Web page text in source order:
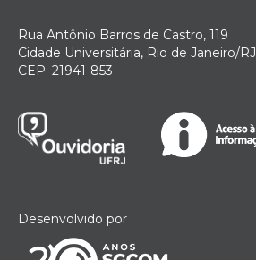
Rua Antônio Barros de Castro, 119
Cidade Universitária, Rio de Janeiro/RJ
CEP: 21941-853
Desenvolvido por